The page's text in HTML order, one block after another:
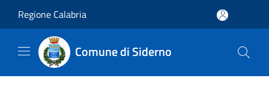
Regione Calabria
Comune di Siderno